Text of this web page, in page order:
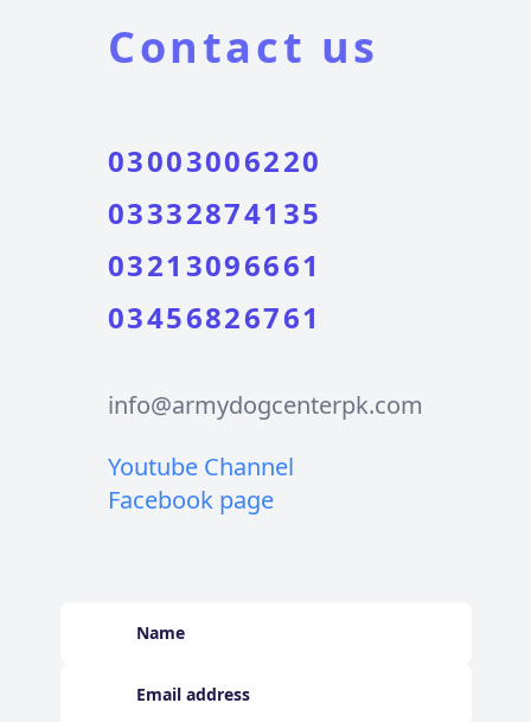
Contact us
03003006220
03332874135
03213096661
03456826761
info@armydogcenterpk.com
Youtube Channel
Facebook page